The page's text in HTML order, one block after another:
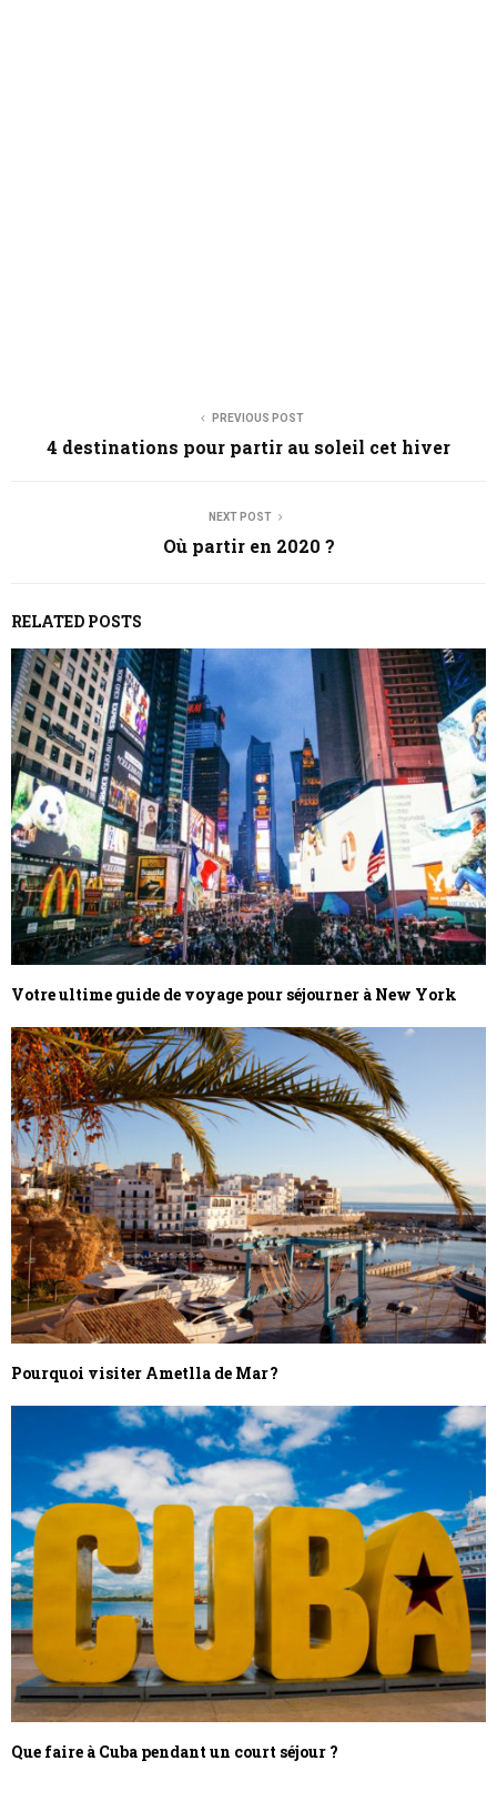
PREVIOUS POST
4 destinations pour partir au soleil cet hiver
NEXT POST
Où partir en 2020 ?
RELATED POSTS
Votre ultime guide de voyage pour séjourner à New York
Pourquoi visiter Ametlla de Mar ?
Que faire à Cuba pendant un court séjour ?